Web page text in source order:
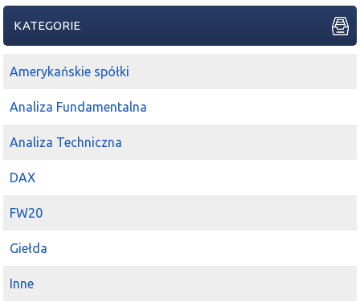
KATEGORIE
Amerykańskie spółki
Analiza Fundamentalna
Analiza Techniczna
DAX
FW20
Giełda
Inne